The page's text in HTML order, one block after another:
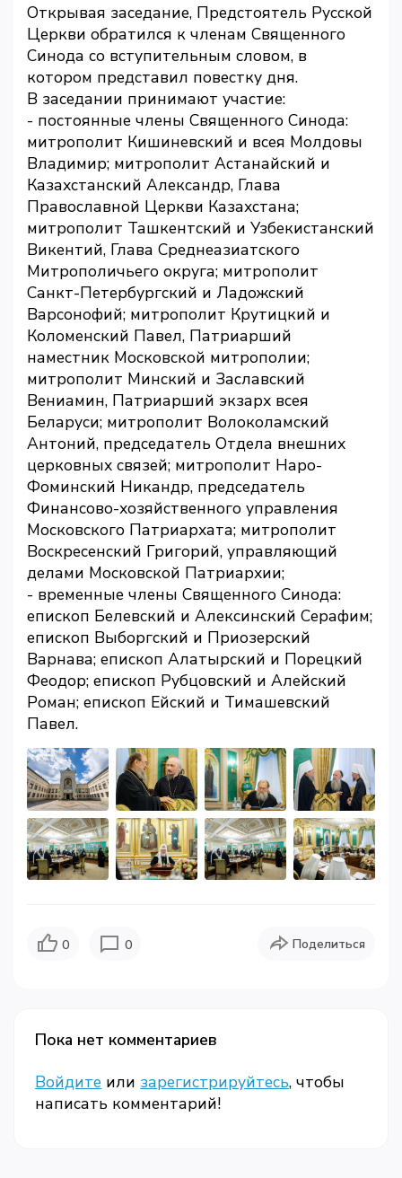
Открывая заседание, Предстоятель Русской
Церкви обратился к членам Священного
Синода со вступительным словом, в
котором представил повестку дня.
В заседании принимают участие:
- постоянные члены Священного Синода:
митрополит Кишиневский и всея Молдовы
Владимир; митрополит Астанайский и
Казахстанский Александр, Глава
Православной Церкви Казахстана;
митрополит Ташкентский и Узбекистанский
Викентий, Глава Среднеазиатского
Митрополичьего округа; митрополит
Санкт-Петербургский и Ладожский
Варсонофий; митрополит Крутицкий и
Коломенский Павел, Патриарший
наместник Московской митрополии;
митрополит Минский и Заславский
Вениамин, Патриарший экзарх всея
Беларуси; митрополит Волоколамский
Антоний, председатель Отдела внешних
церковных связей; митрополит Наро-
Фоминский Никандр, председатель
Финансово-хозяйственного управления
Московского Патриархата; митрополит
Воскресенский Григорий, управляющий
делами Московской Патриархии;
- временные члены Священного Синода:
епископ Белевский и Алексинский Серафим;
епископ Выборгский и Приозерский
Варнава; епископ Алатырский и Порецкий
Феодор; епископ Рубцовский и Алейский
Роман; епископ Ейский и Тимашевский
Павел.
0 0 Поделиться
Пока нет комментариев
Войдите или зарегистрируйтесь, чтобы
написать комментарий!